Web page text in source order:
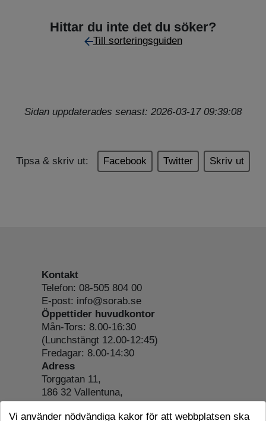
Hittar du inte det du söker?
Till sorteringsguiden
Sidan uppdaterades senast: 2026-03-17 09:39:08
Tipsa & skriv ut: Facebook Twitter Skriv ut
Kontakt
Telefon: 08-505 804 00
E-post: info@sorab.se
Öppettider huvudkontor
Mån-Tors: 8.00-16:30
(Lunchstängt 12.00-12:45)
Fredagar: 8.00-14:30
Adress
Torggatan 11,
186 32 Vallentuna,
Org.nr: 556197-4022
Om webbplatsen
Vi använder nödvändiga kakor för att webbplatsen ska